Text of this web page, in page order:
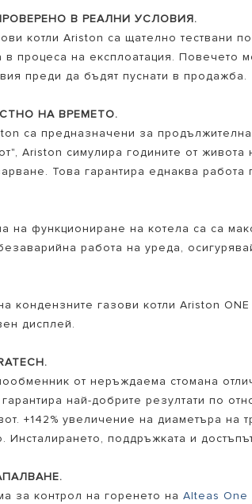
В РЕАЛНИ УСЛОВИЯ.
котли Ariston са щателно тествани
процеса на експлоатация. Повечето
преди да бъдят пуснати в продажба.
НА ВРЕМЕТО.
са предназначени за
Ariston симулира годините от живота
Това гарантира еднаква работа
на функциониране на котела са са
работа на уреда,
кондензните газови котли Ariston
дисплей.
от неръждаема стомана
най-добрите резултати по
+142% увеличение на диаметъра на
Инсталирането, поддръжката и
за контрол на горенето наAlteas One